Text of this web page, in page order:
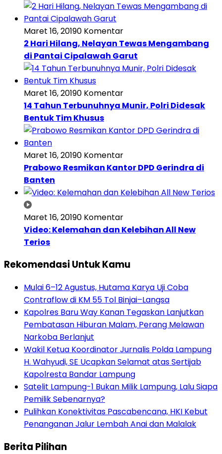
Maret 16, 20190 Komentar
2 Hari Hilang, Nelayan Tewas Mengambang
di Pantai Cipalawah Garut
Maret 16, 20190 Komentar
14 Tahun Terbunuhnya Munir, Polri Didesak
Bentuk Tim Khusus
Maret 16, 20190 Komentar
Prabowo Resmikan Kantor DPD Gerindra di
Banten
Maret 16, 20190 Komentar
Video: Kelemahan dan Kelebihan All New
Terios
Rekomendasi Untuk Kamu
Mulai 6–12 Agustus, Hutama Karya Uji Coba
Contraflow di KM 55 Tol Binjai–Langsa
Kapolres Baru Way Kanan Tegaskan Lanjutkan
Pembatasan Hiburan Malam, Perang Melawan
Narkoba Berlanjut
Wakil Ketua Koordinator Jurnalis Polda Lampung
H. Wahyudi, SE Ucapkan Selamat atas Sertijab
Kapolresta Bandar Lampung
Satelit Lampung-1 Bukan Milik Lampung, Lalu Siapa
Pemilik Sebenarnya?
Pulihkan Konektivitas Pascabencana, HKI Kebut
Penanganan Jalur Lembah Anai dan Malalak
Berita Pilihan